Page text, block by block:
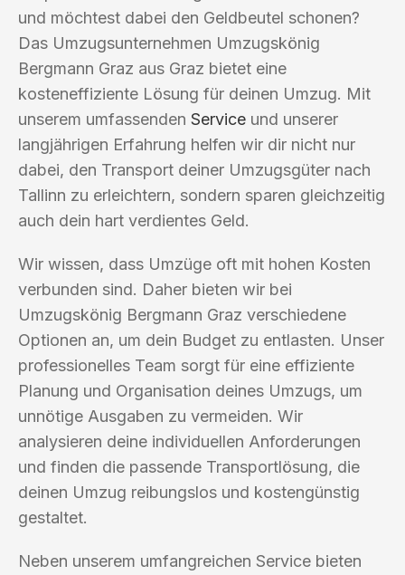
und möchtest dabei den Geldbeutel schonen?
Das Umzugsunternehmen Umzugskönig
Bergmann Graz aus Graz bietet eine
kosteneffiziente Lösung für deinen Umzug. Mit
unserem umfassenden Service und unserer
langjährigen Erfahrung helfen wir dir nicht nur
dabei, den Transport deiner Umzugsgüter nach
Tallinn zu erleichtern, sondern sparen gleichzeitig
auch dein hart verdientes Geld.
Wir wissen, dass Umzüge oft mit hohen Kosten
verbunden sind. Daher bieten wir bei
Umzugskönig Bergmann Graz verschiedene
Optionen an, um dein Budget zu entlasten. Unser
professionelles Team sorgt für eine effiziente
Planung und Organisation deines Umzugs, um
unnötige Ausgaben zu vermeiden. Wir
analysieren deine individuellen Anforderungen
und finden die passende Transportlösung, die
deinen Umzug reibungslos und kostengünstig
gestaltet.
Neben unserem umfangreichen Service bieten